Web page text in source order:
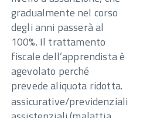
gradualmente nel corso
degli anni passerà al
100%. Il trattamento
fiscale dell’apprendista è
agevolato perché
prevede aliquota ridotta.
assicurative/previdenziali